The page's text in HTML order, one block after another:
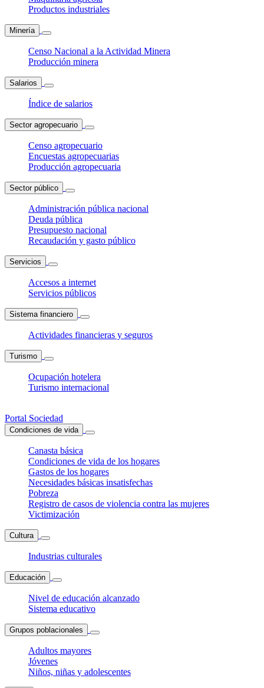
Productos industriales
Minería
Censo Nacional a la Actividad Minera
Producción minera
Salarios
Índice de salarios
Sector agropecuario
Censo agropecuario
Encuestas agropecuarias
Producción agropecuaria
Sector público
Administración pública nacional
Deuda pública
Presupuesto nacional
Recaudación y gasto público
Servicios
Accesos a internet
Servicios públicos
Sistema financiero
Actividades financieras y seguros
Turismo
Ocupación hotelera
Turismo internacional
Portal Sociedad
Condiciones de vida
Canasta básica
Condiciones de vida de los hogares
Gastos de los hogares
Necesidades básicas insatisfechas
Pobreza
Registro de casos de violencia contra las mujeres
Victimización
Cultura
Industrias culturales
Educación
Nivel de educación alcanzado
Sistema educativo
Grupos poblacionales
Adultos mayores
Jóvenes
Niños, niñas y adolescentes